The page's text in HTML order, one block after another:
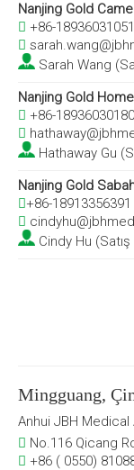
Nanjing Gold
 +86-18936031051

Sarah Wang
Nanjing Gold
 +86-18936030180

Hathaway Gu
Nanjing Gold
+86-18913356391

Cindy Hu
Mingguang,
Anhui JBH
 No.116 Qicang
 +86 ( 0550)